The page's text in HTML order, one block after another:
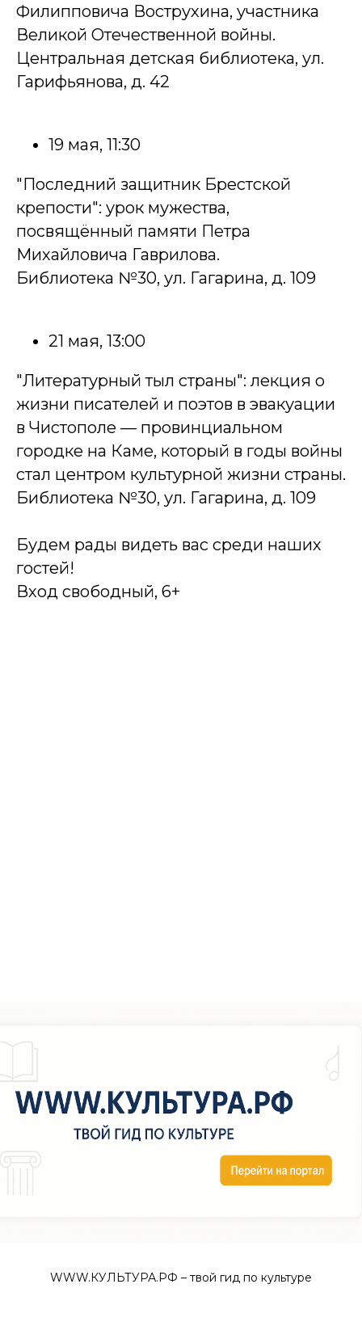
Филипповича Вострухина, участника
Великой Отечественной войны.
Центральная детская библиотека, ул.
Гарифьянова, д. 42
19 мая, 11:30
"Последний защитник Брестской
крепости": урок мужества,
посвящённый памяти Петра
Михайловича Гаврилова.
Библиотека №30, ул. Гагарина, д. 109
21 мая, 13:00
"Литературный тыл страны": лекция о
жизни писателей и поэтов в эвакуации
в Чистополе — провинциальном
городке на Каме, который в годы войны
стал центром культурной жизни страны.
Библиотека №30, ул. Гагарина, д. 109
Будем рады видеть вас среди наших
гостей!
Вход свободный, 6+
WWW.КУЛЬТУРА.РФ – твой гид по культуре